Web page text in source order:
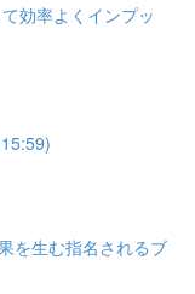
効率よくインプッ
を生む指名されるブ